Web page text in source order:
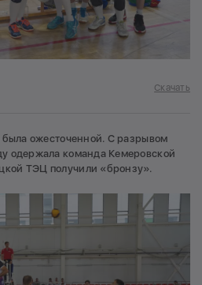
Скачать
была ожесточенной. С разрывом
одержала команда Кемеровской
ТЭЦ получили «бронзу».